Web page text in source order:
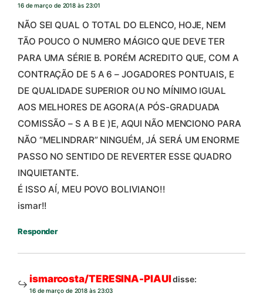
16 de março de 2018 às 23:01
NÃO SEI QUAL O TOTAL DO ELENCO, HOJE, NEM
TÃO POUCO O NUMERO MÁGICO QUE DEVE TER
PARA UMA SÉRIE B. PORÉM ACREDITO QUE, COM A
CONTRAÇÃO DE 5 A 6 – JOGADORES PONTUAIS, E
DE QUALIDADE SUPERIOR OU NO MÍNIMO IGUAL
AOS MELHORES DE AGORA(A PÓS-GRADUADA
COMISSÃO – S A B E )E, AQUI NÃO MENCIONO PARA
NÃO “MELINDRAR” NINGUÉM, JÁ SERÁ UM ENORME
PASSO NO SENTIDO DE REVERTER ESSE QUADRO
INQUIETANTE.
É ISSO AÍ, MEU POVO BOLIVIANO!!
ismar!!
Responder
ismarcosta/TERESINA-PIAUIdisse:
16 de março de 2018 às 23:03